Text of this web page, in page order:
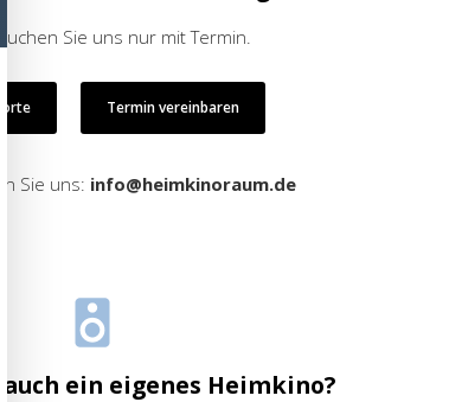
Sie uns nur mit Termin.
Termin vereinbaren
Sie uns: info@heimkinoraum.de
ein eigenes Heimkino?